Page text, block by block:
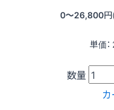
0〜26,800
単価：
数量